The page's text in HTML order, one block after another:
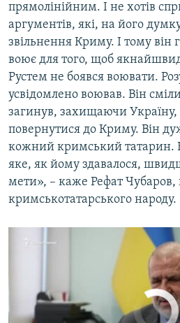
прямолінійним. І не хотів
аргументів, які, на його
звільнення Криму. І тому він
воює для того, щоб
Рустем не боявся воювати.
усвідомлено воював. Він
загинув, захищаючи Україну,
повернутися до Криму. Він
кожний кримський татарин.
яке, як йому здавалося,
мети», – каже Рефат Чубаров,
кримськотатарського народу.
Рефат Чубаров
byКрим.Реалії
No media source